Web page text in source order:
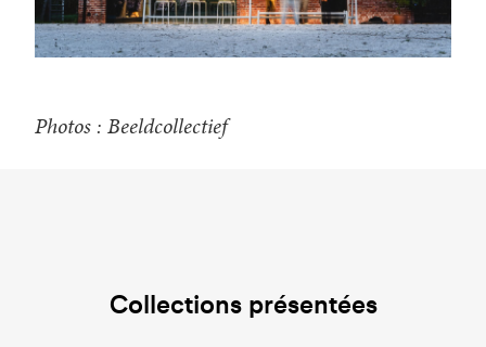
Photos : Beeldcollectief
Collections présentées